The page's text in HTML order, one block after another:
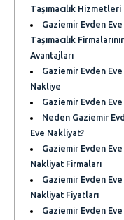
Taşımacılık Hizmetleri
Gaziemir Evden Eve
Taşımacılık
Avantajları
Gaziemir Evden Eve
Nakliye
Gaziemir Evden Eve
Neden Gaziemir
Eve Nakliyat?
Gaziemir Evden Eve
Nakliyat Firmaları
Gaziemir Evden Eve
Nakliyat Fiyatları
Gaziemir Evden Eve